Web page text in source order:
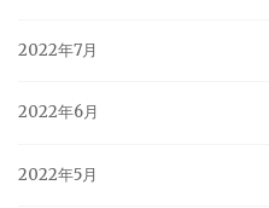
2022年7月
2022年6月
2022年5月